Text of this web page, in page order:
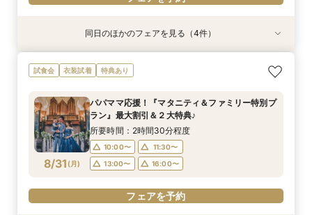
衣装試着 特典あり
8/30(日)
【ドレス重視オススメ◎】人気ドレス２５万円
OFF*来館特典×無料試食付
10:00〜
11:30〜
13:00〜
16:00〜
フェアを予約
特典あり
8/30(日)
【少人数婚応援】来館でヘアコスメ＆1万円ギフ
トGET！特典・試食フェア
10:00〜
11:30〜
13:00〜
16:00〜
フェアを予約
衣装試着 特典あり
8/30(日)
卒花オススメ◎英国伝統の大聖堂チャペル*最大
150万円割引×来館特典ギフト券１万円
10:00〜
11:30〜
13:00〜
16:00〜
フェアを予約
衣装試着 特典あり
8/30(日)
【ペット婚人気NO.1】愛犬と誓うリングドッグ演
出×豪華試食フェア*最大15大特典付き
10:00〜
11:30〜
13:00〜
16:00〜
フェアを予約
同日のほかのフェアを見る（4件）
試食会 衣装試着 特典あり
8/31 (月)
パパママ応援！『マタニティ＆ファミリー特別プ
ラン』最大割引＆２大特典♪
所要時間：2時間30分程度
10:00〜
11:30〜
13:00〜
16:00〜
フェアを予約